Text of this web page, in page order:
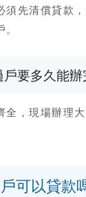
須先清償貸款
要多久能辦
全，現場辦理
可以貸款